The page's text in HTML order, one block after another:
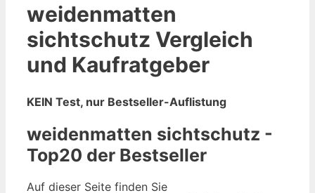
weidenmatten
sichtschutz Vergleich
und Kaufratgeber
KEIN Test, nur Bestseller-Auflistung
weidenmatten sichtschutz -
Top20 der Bestseller
Auf dieser Seite finden Sie